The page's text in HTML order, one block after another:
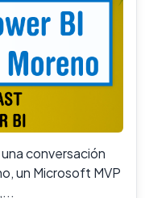
conversación
un Microsoft MVP